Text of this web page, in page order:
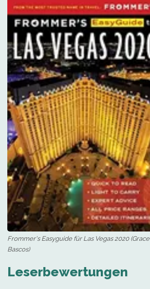
Frommer's Easyguide für Las Vegas 2020 (Grace
Bascos)
Leserbewertungen